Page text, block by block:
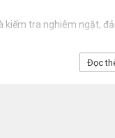
kiểm tra nghiêm ngặt,
Đọc